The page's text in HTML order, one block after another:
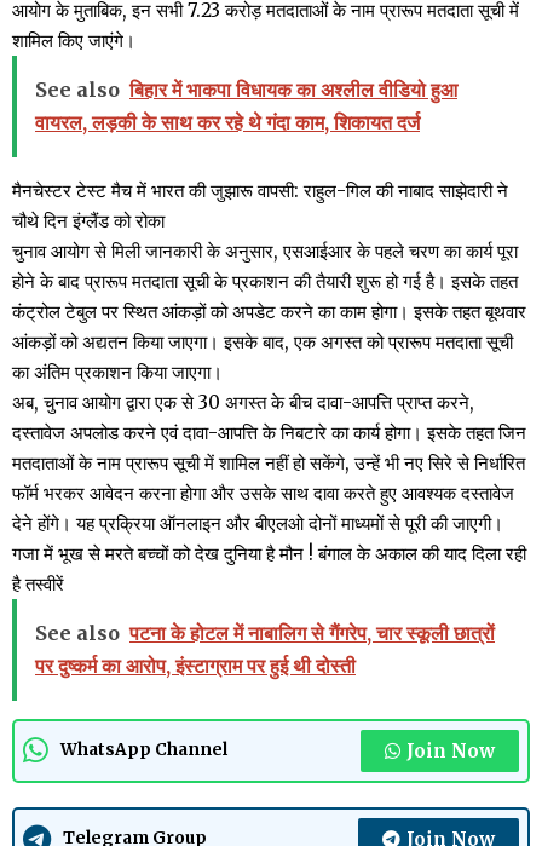
आयोग के मुताबिक, इन सभी 7.23 करोड़ मतदाताओं के नाम प्रारूप मतदाता सूची में
शामिल किए जाएंगे।
See also बिहार में भाकपा विधायक का अश्लील वीडियो हुआ
वायरल, लड़की के साथ कर रहे थे गंदा काम, शिकायत दर्ज
मैनचेस्टर टेस्ट मैच में भारत की जुझारू वापसी: राहुल-गिल की नाबाद साझेदारी ने
चौथे दिन इंग्लैंड को रोका
चुनाव आयोग से मिली जानकारी के अनुसार, एसआईआर के पहले चरण का कार्य पूरा
होने के बाद प्रारूप मतदाता सूची के प्रकाशन की तैयारी शुरू हो गई है। इसके तहत
कंट्रोल टेबुल पर स्थित आंकड़ों को अपडेट करने का काम होगा। इसके तहत बूथवार
आंकड़ों को अद्यतन किया जाएगा। इसके बाद, एक अगस्त को प्रारूप मतदाता सूची
का अंतिम प्रकाशन किया जाएगा।
अब, चुनाव आयोग द्वारा एक से 30 अगस्त के बीच दावा-आपत्ति प्राप्त करने,
दस्तावेज अपलोड करने एवं दावा-आपत्ति के निबटारे का कार्य होगा। इसके तहत जिन
मतदाताओं के नाम प्रारूप सूची में शामिल नहीं हो सकेंगे, उन्हें भी नए सिरे से निर्धारित
फॉर्म भरकर आवेदन करना होगा और उसके साथ दावा करते हुए आवश्यक दस्तावेज
देने होंगे। यह प्रक्रिया ऑनलाइन और बीएलओ दोनों माध्यमों से पूरी की जाएगी।
गजा में भूख से मरते बच्चों को देख दुनिया है मौन ! बंगाल के अकाल की याद दिला रही
है तस्वीरें
See also पटना के होटल में नाबालिग से गैंगरेप, चार स्कूली छात्रों
पर दुष्कर्म का आरोप, इंस्टाग्राम पर हुई थी दोस्ती
WhatsApp Channel Join Now
Telegram Group Join Now